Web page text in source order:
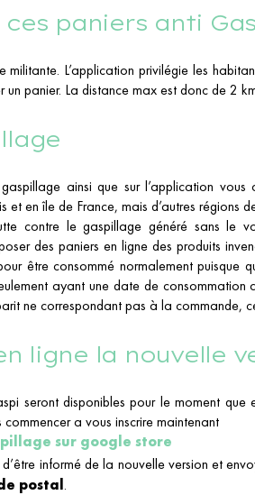
ces paniers anti
militante. L’application privilégie les
un panier. La distance max est donc de 2
ainsi que sur l’application
et en île de France, mais d’autres régions
contre le gaspillage généré sans le
des paniers en ligne des produits
être consommé normalement puisque
ayant une date de
ne correspondant pas à la commande,
ligne la nouvelle
seront disponibles pour le moment
a vous inscrire maintenant
sur google store
informé de la nouvelle version et
postal.